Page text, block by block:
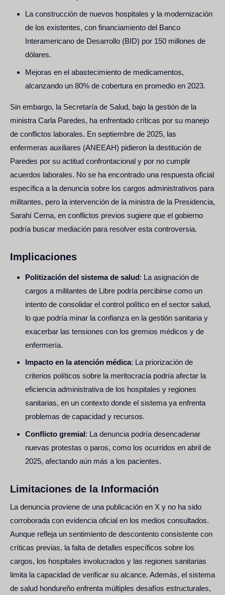
La construcción de nuevos hospitales y la modernización
de los existentes, con financiamiento del Banco
Interamericano de Desarrollo (BID) por 150 millones de
dólares.
Mejoras en el abastecimiento de medicamentos,
alcanzando un 80% de cobertura en promedio en 2023.
Sin embargo, la Secretaría de Salud, bajo la gestión de la
ministra Carla Paredes, ha enfrentado críticas por su manejo
de conflictos laborales. En septiembre de 2025, las
enfermeras auxiliares (ANEEAH) pidieron la destitución de
Paredes por su actitud confrontacional y por no cumplir
acuerdos laborales. No se ha encontrado una respuesta oficial
específica a la denuncia sobre los cargos administrativos para
militantes, pero la intervención de la ministra de la Presidencia,
Sarahí Cerna, en conflictos previos sugiere que el gobierno
podría buscar mediación para resolver esta controversia.
Implicaciones
Politización del sistema de salud: La asignación de
cargos a militantes de Libre podría percibirse como un
intento de consolidar el control político en el sector salud,
lo que podría minar la confianza en la gestión sanitaria y
exacerbar las tensiones con los gremios médicos y de
enfermería.
Impacto en la atención médica: La priorización de
criterios políticos sobre la meritocracia podría afectar la
eficiencia administrativa de los hospitales y regiones
sanitarias, en un contexto donde el sistema ya enfrenta
problemas de capacidad y recursos.
Conflicto gremial: La denuncia podría desencadenar
nuevas protestas o paros, como los ocurridos en abril de
2025, afectando aún más a los pacientes.
Limitaciones de la Información
La denuncia proviene de una publicación en X y no ha sido
corroborada con evidencia oficial en los medios consultados.
Aunque refleja un sentimiento de descontento consistente con
críticas previas, la falta de detalles específicos sobre los
cargos, los hospitales involucrados y las regiones sanitarias
limita la capacidad de verificar su alcance. Además, el sistema
de salud hondureño enfrenta múltiples desafíos estructurales,